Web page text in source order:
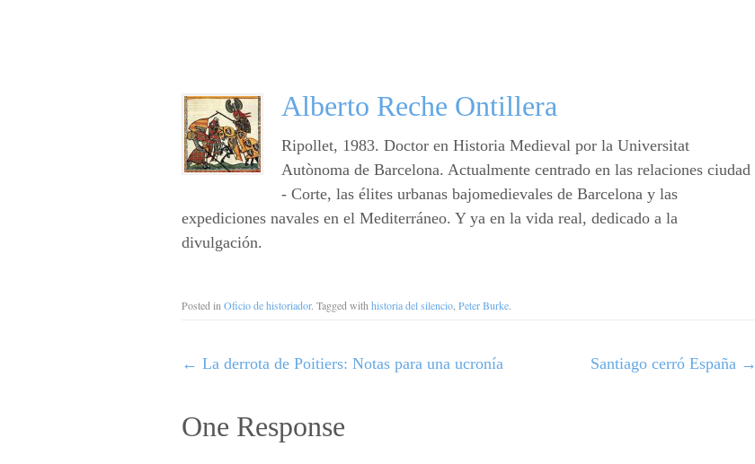
Alberto Reche Ontillera
Ripollet, 1983. Doctor en Historia Medieval por la Universitat
Autònoma de Barcelona. Actualmente centrado en las relaciones ciudad
- Corte, las élites urbanas bajomedievales de Barcelona y las
expediciones navales en el Mediterráneo. Y ya en la vida real, dedicado a la
divulgación.
Posted in Oficio de historiador. Tagged with historia del silencio Peter Burke.
← La derrota de Poitiers: Notas para una ucronía Santiago cerró España →
One Response